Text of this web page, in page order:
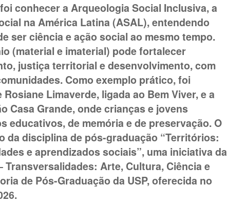
conhecer a Arqueologia Social Inclusiva, a
na América Latina (ASAL), entendendo
ser ciência e ação social ao mesmo tempo.
(material e imaterial) pode fortalecer
justiça territorial e desenvolvimento, com
Como exemplo prático, foi
Limaverde, ligada ao Bem Viver, e a
Casa Grande, onde crianças e jovens
educativos, de memória e de preservação. O
da disciplina de pós-graduação “Territórios:
e aprendizados sociais”, uma iniciativa da
Transversalidades: Arte, Cultura, Ciência e
de Pós-Graduação da USP, oferecida no